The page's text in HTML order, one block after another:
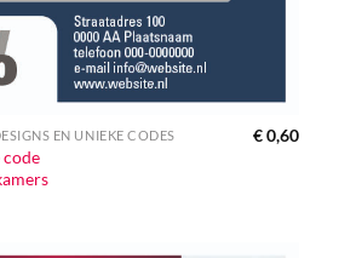
EN UNIEKE CODES €0,60